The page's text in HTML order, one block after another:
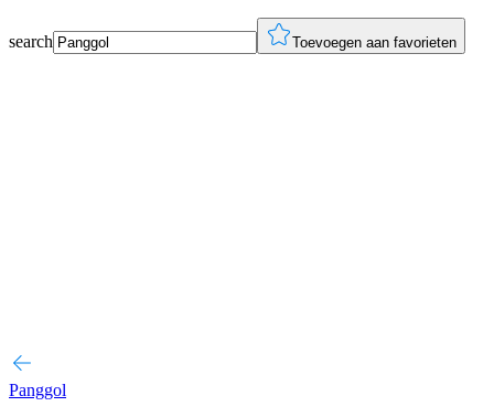
search Toevoegen aan favorieten
Panggol